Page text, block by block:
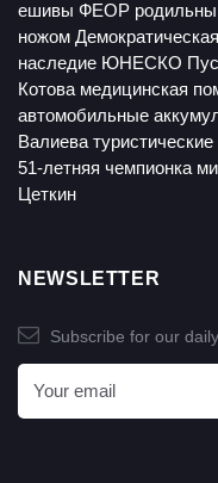
ешивы ФЕОР
ножом
наследие ЮНЕСКО
Котова медицинская
автомобильные
Валиева туристические
51-летняя чемпионка
Цеткин
NEWSLETTER
Subscribe for our